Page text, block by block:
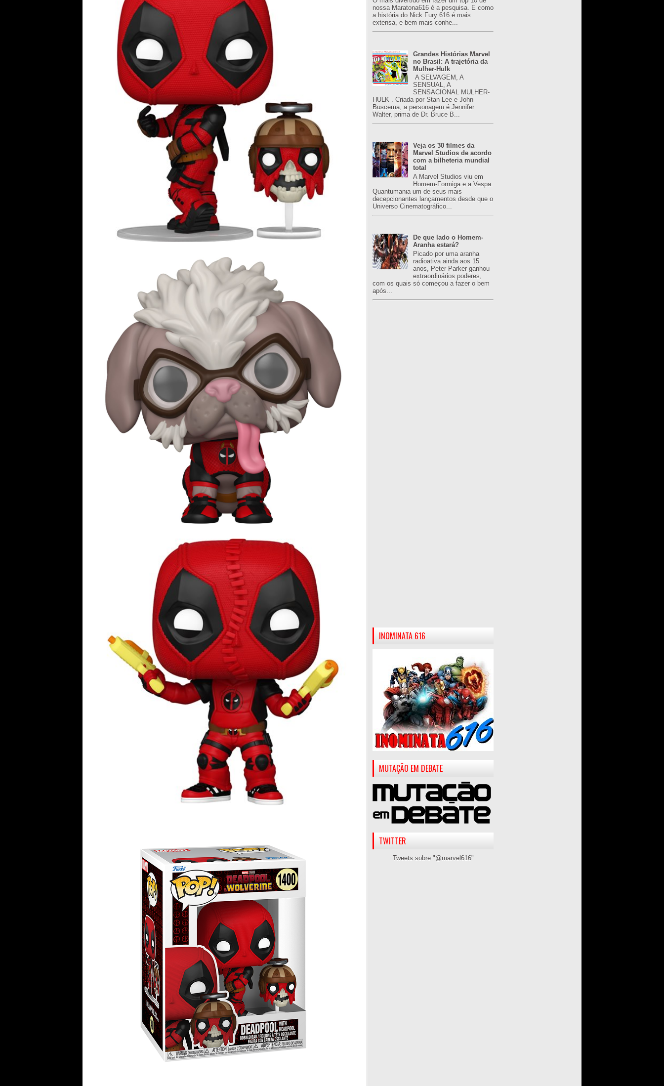
nossa Maratona616 é a pesquisa. E como
a história do Nick Fury 616 é mais
extensa, e bem mais conhe...
Grandes Histórias Marvel
no Brasil: A trajetória da
Mulher-Hulk
A SELVAGEM, A
SENSUAL, A
SENSACIONAL MULHER-
HULK . Criada por Stan Lee e John
Buscema, a personagem é Jennifer
Walter, prima de Dr. Bruce B...
Veja os 30 filmes da
Marvel Studios de acordo
com a bilheteria mundial
total
A Marvel Studios viu em
Homem-Formiga e a Vespa:
Quantumania um de seus mais
decepcionantes lançamentos desde que o
Universo Cinematográfico...
De que lado o Homem-
Aranha estará?
Picado por uma aranha
radioativa ainda aos 15
anos, Peter Parker ganhou
extraordinários poderes,
com os quais só começou a fazer o bem
após...
INOMINATA 616
MUTAÇÃO EM DEBATE
TWITTER
Tweets sobre "@marvel616"